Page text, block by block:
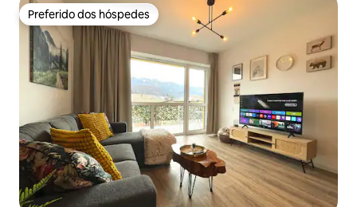
Preferido dos hóspedes
Preferido dos hóspedes